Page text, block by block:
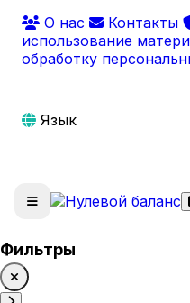
О нас
Контакты
использование
обработку
Язык
Фильтры